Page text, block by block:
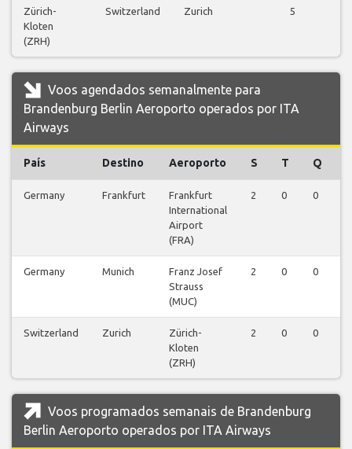
Zürich-
Kloten
(ZRH)
Switzerland Zurich 5
Voos agendados semanalmente para
Brandenburg Berlin Aeroporto operados por ITA
Airways
País Destino Aeroporto S T Q
Germany Frankfurt
Frankfurt
International
Airport
(FRA)
2 0 0
Germany Munich
Franz Josef
Strauss
(MUC)
2 0 0
Switzerland Zurich
Zürich-
Kloten
(ZRH)
2 0 0
Voos programados semanais de Brandenburg
Berlin Aeroporto operados por ITA Airways